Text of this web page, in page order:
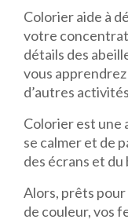
Colorier aide à
votre
détails des
vous
d’autres
Colorier est une
se calmer et de
des écrans et du
Alors, prêts pour
de couleur, vos